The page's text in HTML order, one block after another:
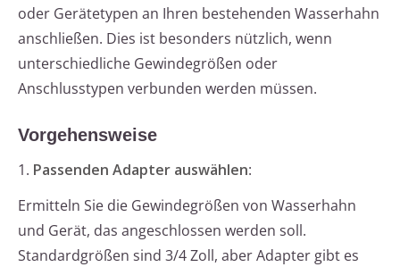
oder Gerätetypen an Ihren bestehenden Wasserhahn
anschließen. Dies ist besonders nützlich, wenn
unterschiedliche Gewindegrößen oder
Anschlusstypen verbunden werden müssen.
Vorgehensweise
1. Passenden Adapter auswählen:
Ermitteln Sie die Gewindegrößen von Wasserhahn
und Gerät, das angeschlossen werden soll.
Standardgrößen sind 3/4 Zoll, aber Adapter gibt es